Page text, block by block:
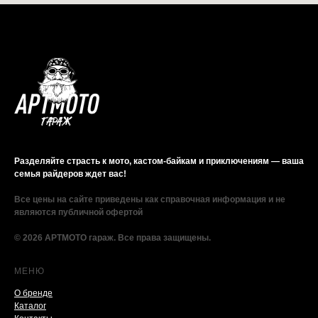
Разделяйте страсть к мото, кастом-байкам и приключениям — ваша
семья райдеров ждет вас!
Все цены на сайте приведены как справочная информация и не
являются публичной офертой
© 2026 АРТМОТО гараж. Все права защищены.
МЕНЮ
О бренде
Каталог